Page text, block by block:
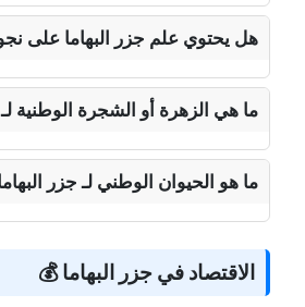
هل يحتوي علم جزر البهاما على
ما هي الزهرة أو الشجرة الوطنية لـ
ما هو الحيوان الوطني لـ جزر
الاقتصاد في جزر البهاما 💰